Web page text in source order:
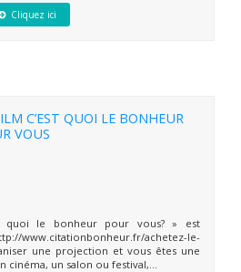
Cliquez ici
C’EST QUOI LE BONHEUR
VOUS
quoi le bonheur pour vous? » est
www.citationbonheur.fr/achetez-le-
une projection et vous êtes une
un salon ou festival,...